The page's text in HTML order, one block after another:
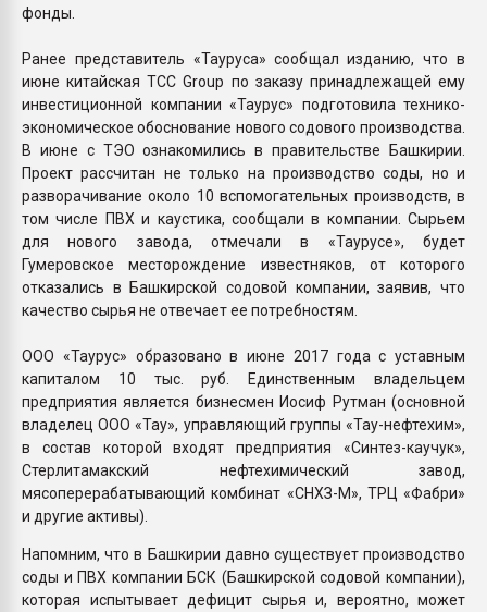
фонды.
Ранее представитель «Тауруса» сообщал изданию, что в
июне китайская TCC Group по заказу принадлежащей ему
инвестиционной компании «Таурус» подготовила технико-
экономическое обоснование нового содового производства.
В июне с ТЭО ознакомились в правительстве Башкирии.
Проект рассчитан не только на производство соды, но и
разворачивание около 10 вспомогательных производств, в
том числе ПВХ и каустика, сообщали в компании. Сырьем
для нового завода, отмечали в «Таурусе», будет
Гумеровское месторождение известняков, от которого
отказались в Башкирской содовой компании, заявив, что
качество сырья не отвечает ее потребностям.
ООО «Таурус» образовано в июне 2017 года с уставным
капиталом 10 тыс. руб. Единственным владельцем
предприятия является бизнесмен Иосиф Рутман (основной
владелец ООО «Тау», управляющий группы «Тау-нефтехим»,
в состав которой входят предприятия «Синтез-каучук»,
Стерлитамакский нефтехимический завод,
мясоперерабатывающий комбинат «СНХЗ-М», ТРЦ «Фабри»
и другие активы).
Напомним, что в Башкирии давно существует производство
соды и ПВХ компании БСК (Башкирской содовой компании),
которая испытывает дефицит сырья и, вероятно, может